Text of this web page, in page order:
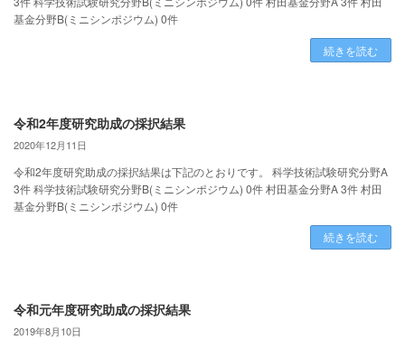
基金分野B(ミニシンポジウム) 0件
続きを読む
令和2年度研究助成の採択結果
2020年12月11日
令和2年度研究助成の採択結果は下記のとおりです。 科学技術試験研究分野A
3件 科学技術試験研究分野B(ミニシンポジウム) 0件 村田基金分野A 3件 村田
基金分野B(ミニシンポジウム) 0件
続きを読む
令和元年度研究助成の採択結果
2019年8月10日